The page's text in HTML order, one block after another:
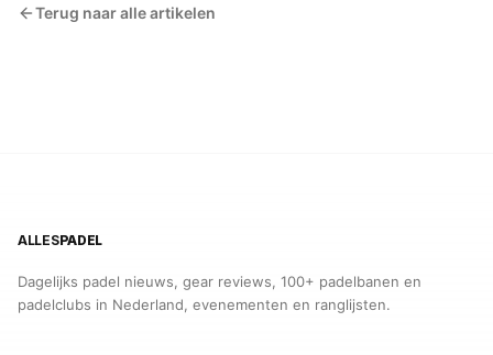
Terug naar alle artikelen
ALLESPADEL
Dagelijks padel nieuws, gear reviews, 100+ padelbanen en
padelclubs in Nederland, evenementen en ranglijsten.